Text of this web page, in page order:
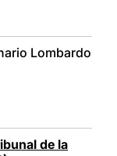
Lombardo
de la